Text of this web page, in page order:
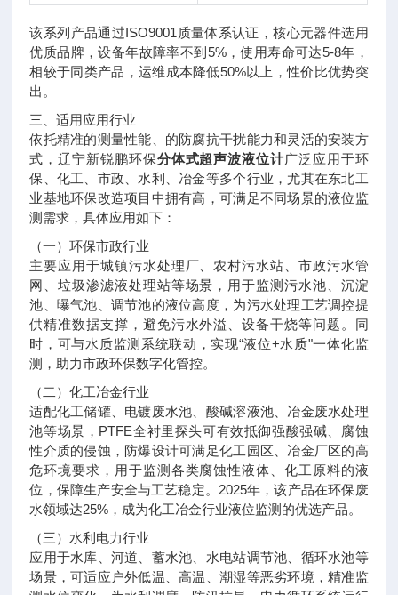
该系列产品通过ISO9001质量体系认证，核心元器件选用
优质品牌，设备年故障率不到5%，使用寿命可达5-8年，
相较于同类产品，运维成本降低50%以上，性价比优势突
出。
三、适用应用行业
依托精准的测量性能、的防腐抗干扰能力和灵活的安装方
式，辽宁新锐鹏环保分体式超声波液位计广泛应用于环
保、化工、市政、水利、冶金等多个行业，尤其在东北工
业基地环保改造项目中拥有高，可满足不同场景的液位监
测需求，具体应用如下：
（一）环保市政行业
主要应用于城镇污水处理厂、农村污水站、市政污水管
网、垃圾渗滤液处理站等场景，用于监测污水池、沉淀
池、曝气池、调节池的液位高度，为污水处理工艺调控提
供精准数据支撑，避免污水外溢、设备干烧等问题。同
时，可与水质监测系统联动，实现“液位+水质"一体化监
测，助力市政环保数字化管控。
（二）化工冶金行业
适配化工储罐、电镀废水池、酸碱溶液池、冶金废水处理
池等场景，PTFE全衬里探头可有效抵御强酸强碱、腐蚀
性介质的侵蚀，防爆设计可满足化工园区、冶金厂区的高
危环境要求，用于监测各类腐蚀性液体、化工原料的液
位，保障生产安全与工艺稳定。2025年，该产品在环保废
水领域达25%，成为化工冶金行业液位监测的优选产品。
（三）水利电力行业
应用于水库、河道、蓄水池、水电站调节池、循环水池等
场景，可适应户外低温、高温、潮湿等恶劣环境，精准监